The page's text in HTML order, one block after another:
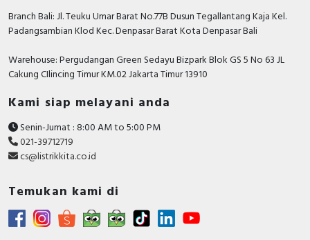
Branch Bali: Jl. Teuku Umar Barat No.77B Dusun Tegallantang Kaja Kel.
Padangsambian Klod Kec. Denpasar Barat Kota Denpasar Bali
Warehouse: Pergudangan Green Sedayu Bizpark Blok GS 5 No 63 JL
Cakung CIlincing Timur KM.02 Jakarta Timur 13910
Kami siap melayani anda
Senin-Jumat : 8:00 AM to 5:00 PM
021-39712719
cs@listrikkita.co.id
Temukan kami di